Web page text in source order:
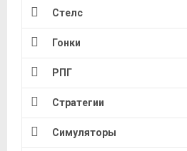
Стелс
Гонки
РПГ
Стратегии
Симуляторы